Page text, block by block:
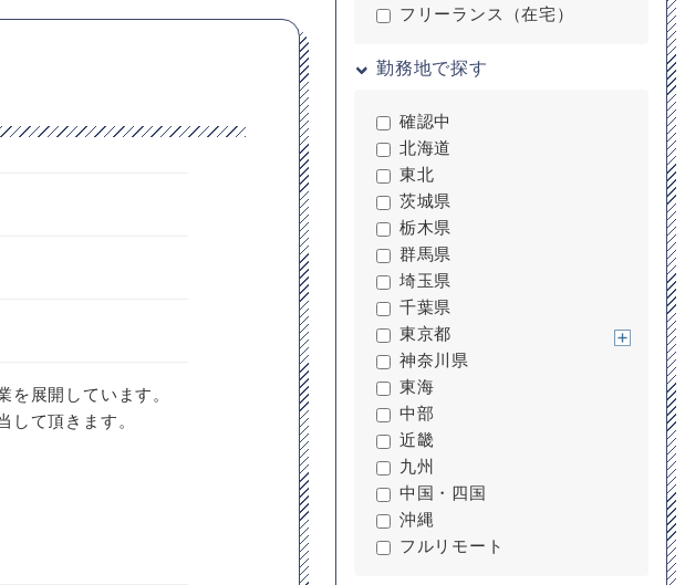
展開しています。
て頂きます。
フリーランス（在宅）
勤務地で探す
確認中
北海道
東北
茨城県
栃木県
群馬県
埼玉県
千葉県
東京都
神奈川県
東海
中部
近畿
九州
中国・四国
沖縄
フルリモート